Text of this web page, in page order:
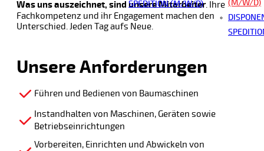
SPEDITION (M/W/D)
(M/W/D)
Was uns auszeichnet, sind unsere Mitarbeiter. Ihre
Fachkompetenz und ihr Engagement machen den
Unterschied. Jeden Tag aufs Neue.
Unsere Anforderungen
Führen und Bedienen von Baumaschinen
Instandhalten von Maschinen, Geräten sowie
Betriebseinrichtungen
Vorbereiten, Einrichten und Abwickeln von